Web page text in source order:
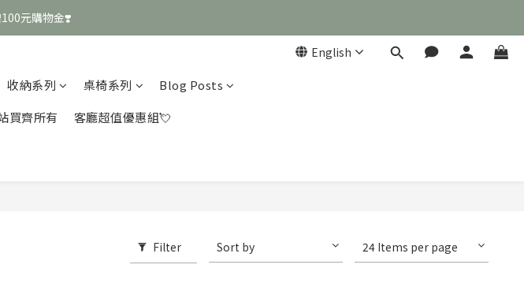
元購物金❣️
元購物金❣️
元購物金❣️
English
收納系列 桌椅系列
Blog Posts
買齊所有
客廳超值優惠組💘
Filter Sort by 24 Items per page